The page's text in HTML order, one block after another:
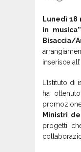
Lunedì 18
in
Bisaccia/
inserisce
L’Istituto di
ha
Ministri
progetti